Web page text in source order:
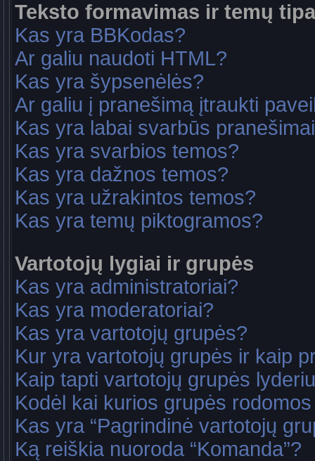
Teksto formavimas ir temų
Kas yra BBKodas?
Ar galiu naudoti HTML?
Kas yra šypsenėlės?
Ar galiu į pranešimą įtraukti
Kas yra labai svarbūs
Kas yra svarbios temos?
Kas yra dažnos temos?
Kas yra užrakintos temos?
Kas yra temų piktogramos?
Vartotojų lygiai ir grupės
Kas yra administratoriai?
Kas yra moderatoriai?
Kas yra vartotojų grupės?
Kur yra vartotojų grupės ir kaip
Kaip tapti vartotojų grupės
Kodėl kai kurios grupės
Kas yra “Pagrindinė vartotojų
Ką reiškia nuoroda “Komanda”?